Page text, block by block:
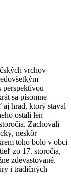
vrchov
sa písomne
aj hrad, ktorý staval
ostali len
Zachovali
neskôr
toho bolo v obci
zo 17. storočia,
zdevastované.
i tradičných